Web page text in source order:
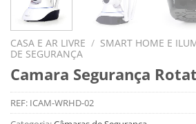
CASA E AR LIVRE / SMART HOME E
DE SEGURANÇA
Camara Segurança
REF: ICAM-WRHD-02